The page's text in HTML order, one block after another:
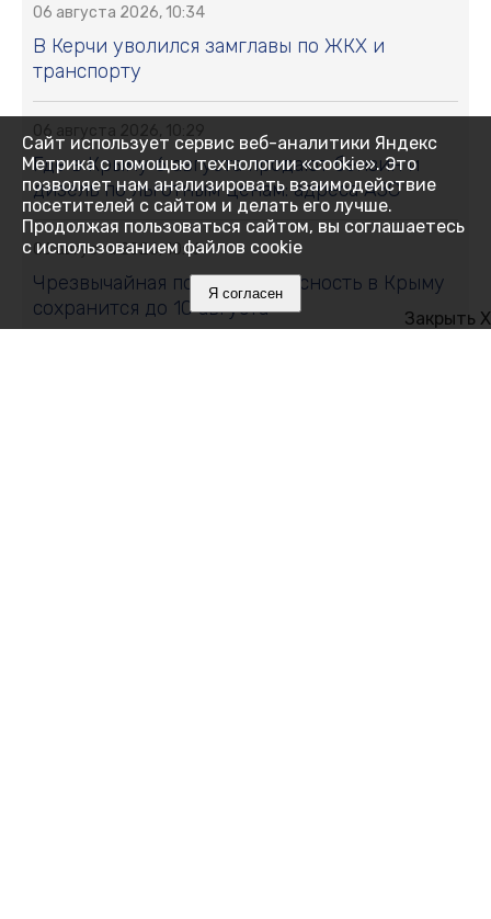
06 августа 2026, 10:34
В Керчи уволился замглавы по ЖКХ и
транспорту
Где в Крыму 6 августа продают бензин и
дизель по льготным ценам: адреса АЗС
06 августа 2026, 10:16
Чрезвычайная пожарная опасность в Крыму
сохранится до 10 августа
Закрыть X
Сайт использует сервис веб-аналитики Яндекс
Метрика с помощью технологии «cookie». Это
позволяет нам анализировать взаимодействие
посетителей с сайтом и делать его лучше.
Продолжая пользоваться сайтом, вы соглашаетесь
с использованием файлов cookie
Я согласен